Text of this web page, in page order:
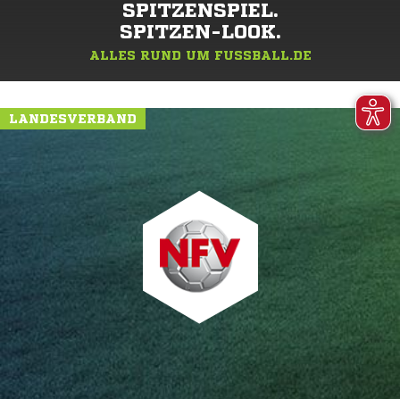
SPITZENSPIEL.
SPITZEN-LOOK.
ALLES RUND UM FUSSBALL.DE
LANDESVERBAND